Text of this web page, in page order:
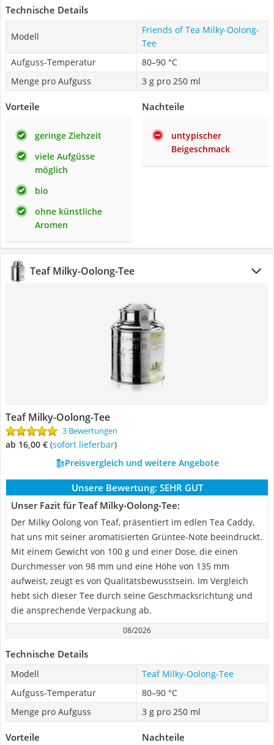
Technische Details
Modell
Friends of Tea Milky-Oolong-
Tee
Aufguss-Temperatur
80–90 °C
Menge pro Aufguss
3 g pro 250 ml
Vorteile
geringe Ziehzeit
viele Aufgüsse
möglich
bio
ohne künstliche
Aromen
Nachteile
untypischer
Beigeschmack
Teaf Milky-Oolong-Tee
Teaf Milky-Oolong-Tee
3 Bewertungen
ab 16,00 € ( Sofort lieferbar)
Preisvergleich und weitere Angebote
Unsere Bewertung: SEHR GUT
Unser Fazit für Teaf Milky-Oolong-Tee:
Der Milky Oolong von Teaf, präsentiert im edlen Tea Caddy,
hat uns mit seiner aromatisierten Grüntee-Note beeindruckt.
Mit einem Gewicht von 100 g und einer Dose, die einen
Durchmesser von 98 mm und eine Höhe von 135 mm
aufweist, zeugt es von Qualitätsbewusstsein. Im Vergleich
hebt sich dieser Tee durch seine Geschmacksrichtung und
die ansprechende Verpackung ab.
08/2026
Technische Details
Modell
Teaf Milky-Oolong-Tee
Aufguss-Temperatur
80–90 °C
Menge pro Aufguss
3 g pro 250 ml
Vorteile Nachteile